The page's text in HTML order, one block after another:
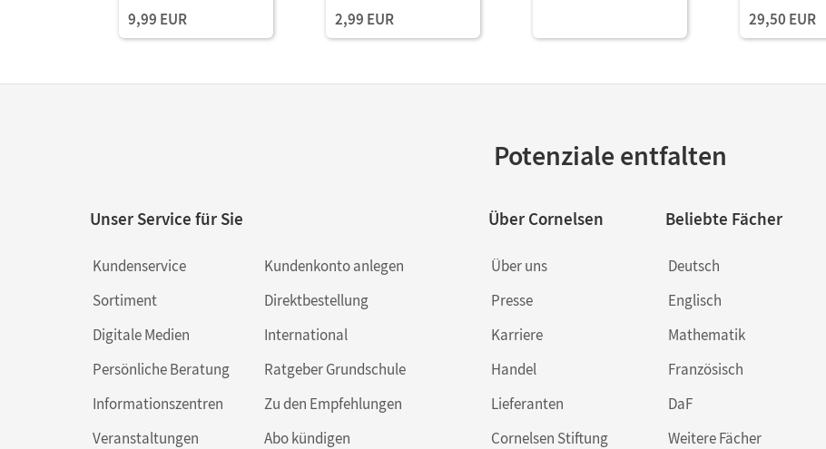
9,99 EUR 2,99 EUR 29,50 EUR
Potenziale entfalten
Unser Service für Sie
Kundenservice
Sortiment
Digitale Medien
Persönliche Beratung
Informationszentren
Veranstaltungen
Kundenkonto anlegen
Direktbestellung
International
Ratgeber Grundschule
Zu den Empfehlungen
Abo kündigen
Über Cornelsen
Über uns
Presse
Karriere
Handel
Lieferanten
Cornelsen Stiftung
Beliebte Fächer
Deutsch
Englisch
Mathematik
Französisch
DaF
Weitere Fächer